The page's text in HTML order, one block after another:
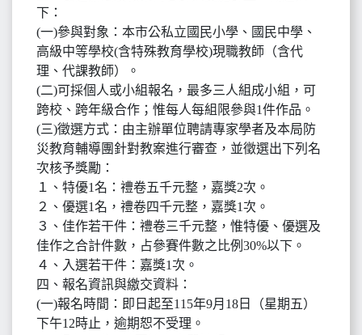
下：
(一)參與對象：本市公私立國民小學、國民中學、
高級中等學校(含特殊教育學校)現職教師（含代
理、代課教師）。
(二)可採個人或小組報名，最多三人組成小組，可
跨校、跨年級合作；惟每人每組限參與1件作品。
(三)徵選方式：由主辦單位聘請專家學者及本局防
災教育輔導團針對教案進行審查，並徵選出下列名
次核予獎勵：
１、特優1名：禮卷五千元整，嘉獎2次。
２、優選1名，禮卷四千元整，嘉獎1次。
３、佳作若干件：禮卷三千元整，惟特優、優選及
佳作之合計件數，占參賽件數之比例30%以下。
４、入選若干件：嘉獎1次。
四、報名資訊與繳交資料：
(一)報名時間：即日起至115年9月18日（星期五）
下午12時止，逾期恕不受理。